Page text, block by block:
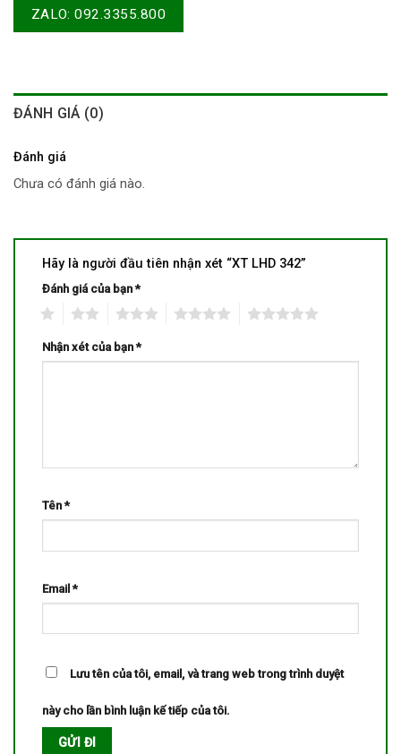
ZALO: 092.3355.800
ĐÁNH GIÁ (0)
Đánh giá
Chưa có đánh giá nào.
Hãy là người đầu tiên nhận xét “XT LHD 342”
Đánh giá của bạn*
Nhận xét của bạn*
Tên*
Email*
Lưu tên của tôi, email, và trang web trong trình duyệt
này cho lần bình luận kế tiếp của tôi.